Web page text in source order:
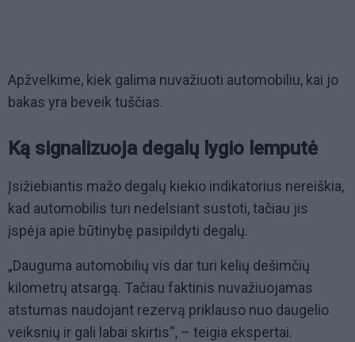
Apžvelkime, kiek galima nuvažiuoti automobiliu, kai jo
bakas yra beveik tuščias.
Ką signalizuoja degalų lygio lemputė
Įsižiebiantis mažo degalų kiekio indikatorius nereiškia,
kad automobilis turi nedelsiant sustoti, tačiau jis
įspėja apie būtinybę pasipildyti degalų.
„Dauguma automobilių vis dar turi kelių dešimčių
kilometrų atsargą. Tačiau faktinis nuvažiuojamas
atstumas naudojant rezervą priklauso nuo daugelio
veiksnių ir gali labai skirtis“, – teigia ekspertai.